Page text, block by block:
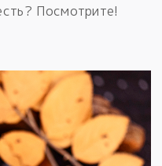
Посмотрите!